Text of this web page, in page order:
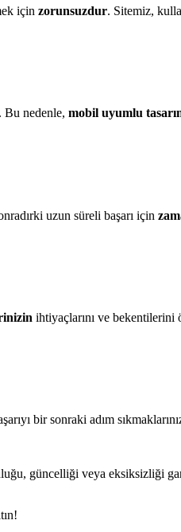
için zorunsuzdur. Sitemiz,
Bu nedenle, mobil uyumlu
uzun süreli başarı için
ihtiyaçlarını ve
bir sonraki adım
güncelliği veya eksiksizliği